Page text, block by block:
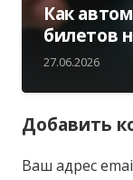
Как
билетов
27.06.2026
Добавить
Ваш адрес